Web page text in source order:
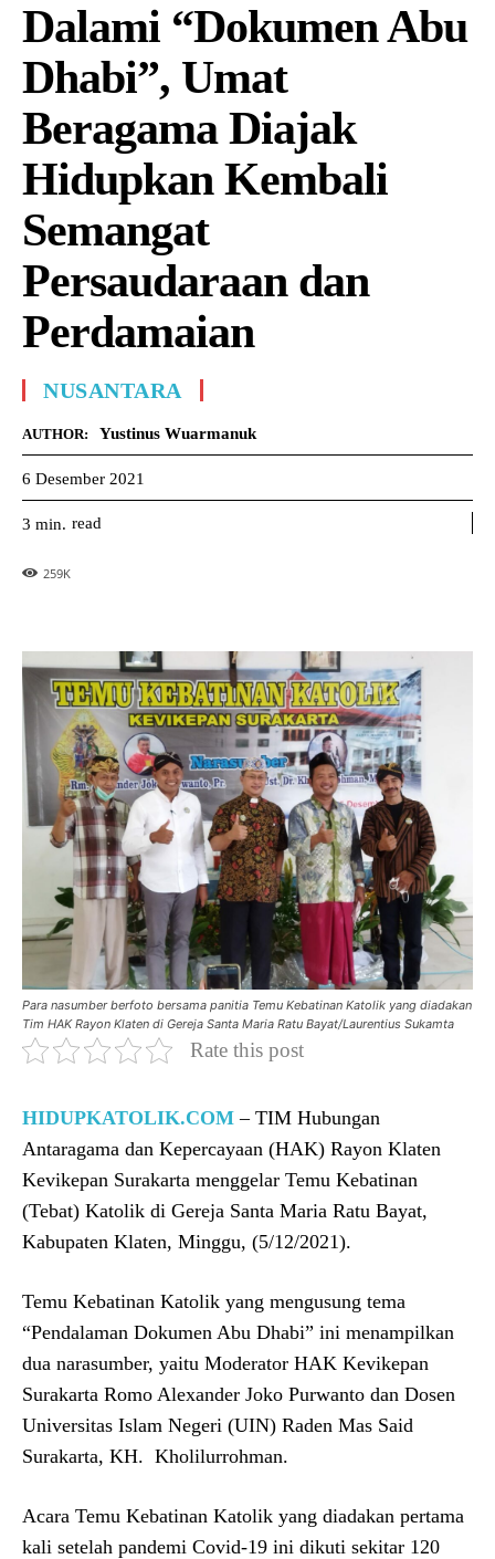
Dalami “Dokumen Abu
Dhabi”, Umat
Beragama Diajak
Hidupkan Kembali
Semangat
Persaudaraan dan
Perdamaian
NUSANTARA
AUTHOR: Yustinus Wuarmanuk
6 Desember 2021
3 min. read
259K
Para nasumber berfoto bersama panitia Temu Kebatinan Katolik yang diadakan
Tim HAK Rayon Klaten di Gereja Santa Maria Ratu Bayat/Laurentius Sukamta
Rate this post
HIDUPKATOLIK.COM – TIM Hubungan
Antaragama dan Kepercayaan (HAK) Rayon Klaten
Kevikepan Surakarta menggelar Temu Kebatinan
(Tebat) Katolik di Gereja Santa Maria Ratu Bayat,
Kabupaten Klaten, Minggu, (5/12/2021).
Temu Kebatinan Katolik yang mengusung tema
“Pendalaman Dokumen Abu Dhabi” ini menampilkan
dua narasumber, yaitu Moderator HAK Kevikepan
Surakarta Romo Alexander Joko Purwanto dan Dosen
Universitas Islam Negeri (UIN) Raden Mas Said
Surakarta, KH. Kholilurrohman.
Acara Temu Kebatinan Katolik yang diadakan pertama
kali setelah pandemi Covid-19 ini dikuti sekitar 120